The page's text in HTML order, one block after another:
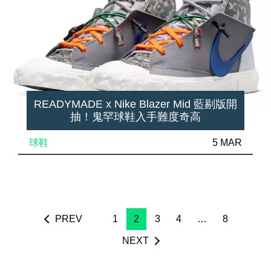
READYMADE x Nike Blazer Mid 藍剔版開
抽！鬼罕球鞋入手難度奇高
球鞋 5 MAR
PREV 1 2 3 4 … 8
NEXT